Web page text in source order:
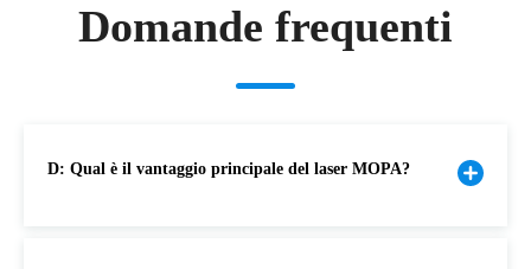
Domande frequenti
D: Qual è il vantaggio principale del laser MOPA?